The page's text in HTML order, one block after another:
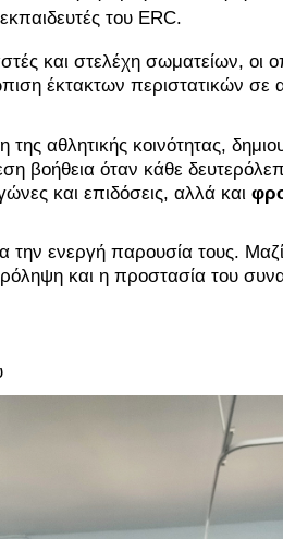
του ERC.
και στελέχη σωματείων, οι
έκτακτων περιστατικών σε
αθλητικής κοινότητας,
όταν κάθε
και επιδόσεις, αλλά και
την ενεργή παρουσία τους.
και η προστασία του